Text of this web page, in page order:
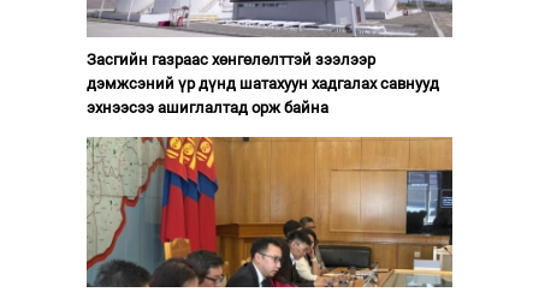
Засгийн газраас хөнгөлөлттэй зээлээр
дэмжсэний үр дүнд шатахуун хадгалах савнууд
эхнээсээ ашиглалтад орж байна